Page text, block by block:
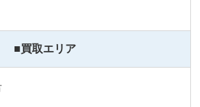
■買取エリア